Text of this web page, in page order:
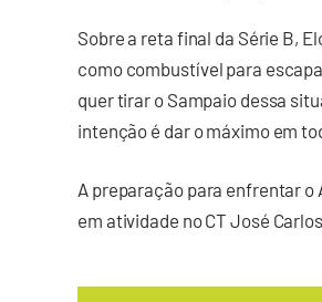
Sobre a reta final da Série B,
como combustível para
quer tirar o Sampaio dessa
intenção é dar o máximo em
A preparação para enfrentar
em atividade no CT José